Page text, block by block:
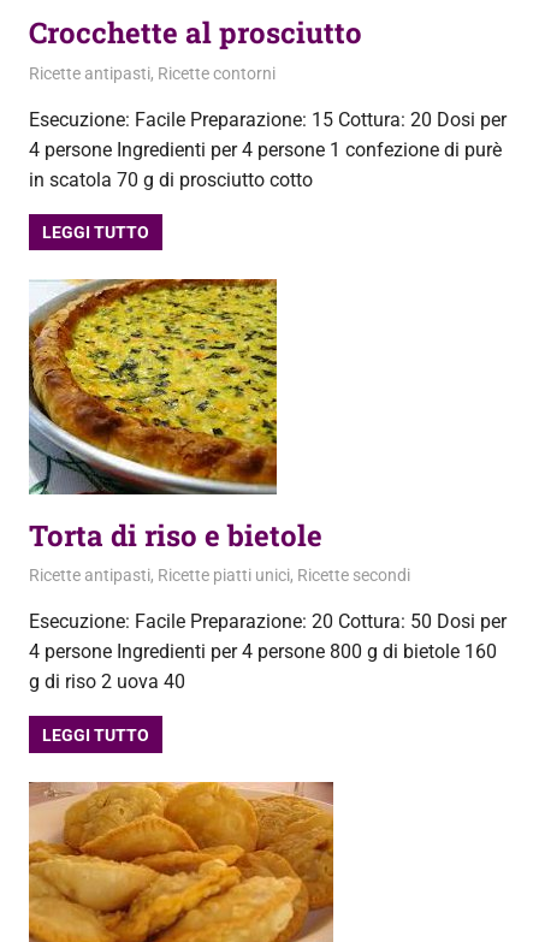
Crocchette al prosciutto
25 Marzo 2013
admin
Ricette antipasti, Ricette contorni
Esecuzione: Facile Preparazione: 15 Cottura: 20 Dosi per
4 persone Ingredienti per 4 persone 1 confezione di purè
in scatola 70 g di prosciutto cotto
LEGGI TUTTO
Torta di riso e bietole
19 Marzo 2013
admin
Ricette antipasti, Ricette piatti unici, Ricette secondi
Esecuzione: Facile Preparazione: 20 Cottura: 50 Dosi per
4 persone Ingredienti per 4 persone 800 g di bietole 160
g di riso 2 uova 40
LEGGI TUTTO